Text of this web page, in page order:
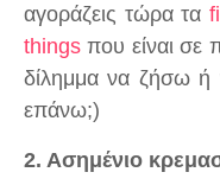
αγοράζεις τώρα τα
thingsπου είναι σε
δίλημμα να ζήσω
επάνω;)
2. Aσημένιο